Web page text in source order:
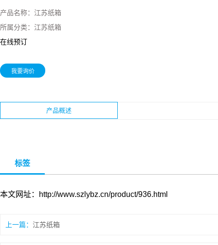
产品名称： 江苏纸箱
所属分类： 江苏纸箱
在线预订
我要询价
产品概述
标签
本文网址：http://www.szlybz.cn/product/936.html
上一篇： 江苏纸箱